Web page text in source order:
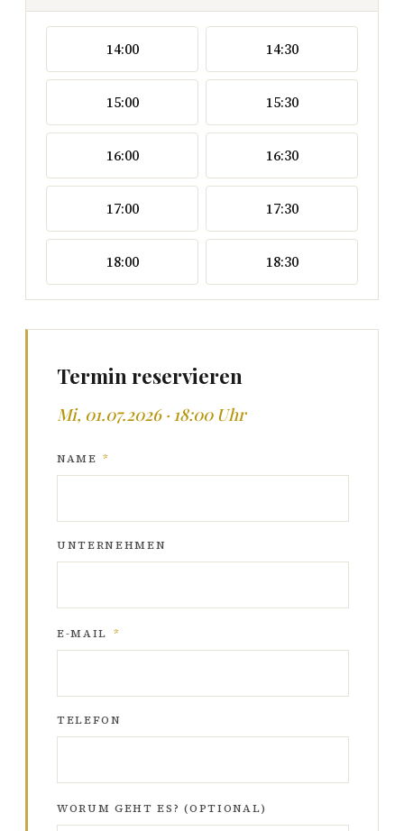
14:00 14:30
15:00 15:30
16:00 16:30
17:00 17:30
18:00 18:30
Termin reservieren
Mi, 01.07.2026 · 18:00 Uhr
NAME *
UNTERNEHMEN
E-MAIL *
TELEFON
WORUM GEHT ES? (OPTIONAL)